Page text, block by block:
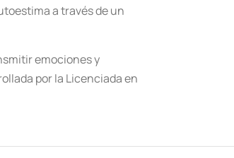
a través de un
emociones y
por la Licenciada en